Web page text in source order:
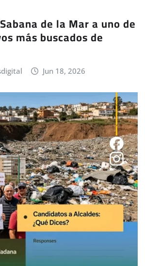
de la Mar a uno de
más buscados de
Jun 18, 2026